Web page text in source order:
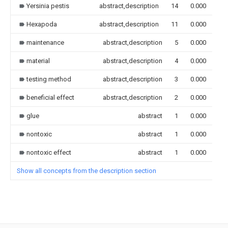
Yersinia pestis abstract,description 14 0.000
Hexapoda abstract,description 11 0.000
maintenance abstract,description 5 0.000
material abstract,description 4 0.000
testing method abstract,description 3 0.000
beneficial effect abstract,description 2 0.000
glue abstract 1 0.000
nontoxic abstract 1 0.000
nontoxic effect abstract 1 0.000
Show all concepts from the description section